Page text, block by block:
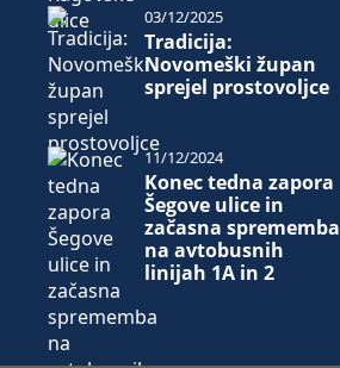
Tradicija:
Novomeški župan
sprejel prostovoljce
03/12/2025
Konec tedna zapora
Šegove ulice in
začasna sprememba
na avtobusnih
linijah 1A in 2
11/12/2024